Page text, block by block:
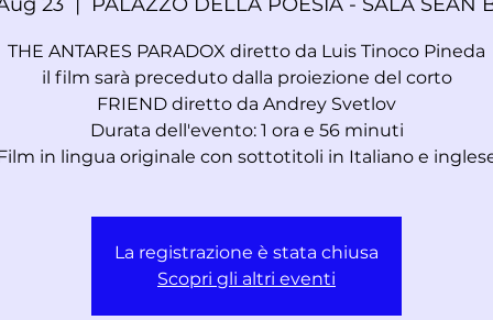
THE ANTARES PARADOX diretto da Luis Tinoco Pineda
il film sarà preceduto dalla proiezione del corto
FRIEND diretto da Andrey Svetlov
Durata dell'evento: 1 ora e 56 minuti
in lingua originale con sottotitoli in Italiano e
La registrazione è stata chiusa
Scopri gli altri eventi